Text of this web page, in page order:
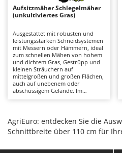
E
Elektrische
Erdbohrer
Erntenetze für Obst und
F
Feder Grubber
Fensterreiniger
Bernardi
Besser Vacuum
Bestway
Beta tools
Bissell
BlackStone
Blue Bird
Bomet
Aufsitzmäher Schlegelmäher
(unkultiviertes Gras)
Ausgestattet mit robusten und
leistungsstarken Schneidsystemen
mit Messern oder Hämmern, ideal
zum schnellen Mähen von hohem
und dichtem Gras, Gestrüpp und
kleinen Sträuchern auf
mittelgroßen und großen Flächen,
auch auf unebenem oder
abschüssigem Gelände. Im
Gras schnell zu schneiden, ohne
dass die Gefahr einer Verstopfung
der Schneidplatte oder des
wichtig, die Messer sauber zu
AgriEuro: entdecken Sie die
Schnittbreite über 110 cm für